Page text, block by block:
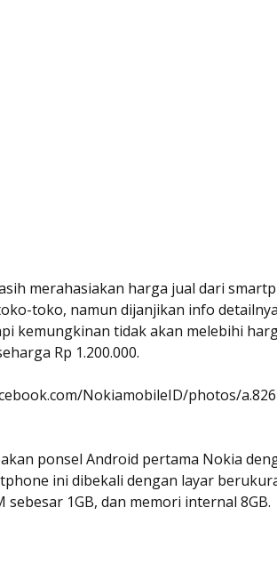
merahasiakan harga jual dari
toko, namun dijanjikan info
kemungkinan tidak akan melebihi
Rp 1.200.000.
NokiamobileID/photos/
ponsel Android pertama Nokia
ini dibekali dengan layar
sebesar 1GB, dan memori internal 8GB.